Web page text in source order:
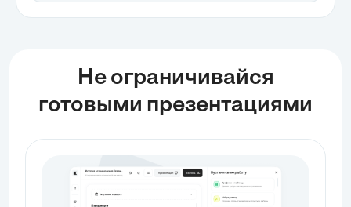
Не ограничивайся
готовыми презентациями